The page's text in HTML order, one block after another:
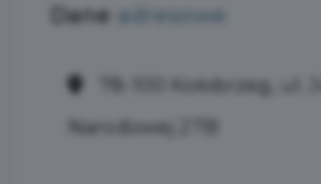
Dane adresowe
78-100 Kołobrzeg, ul.
Narodowej 27B